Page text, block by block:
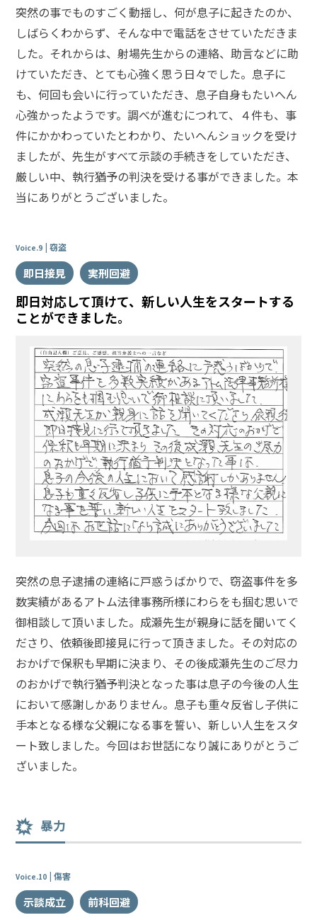
突然の事でものすごく動揺し、何が息子に起きたのか、
しばらくわからず、そんな中で電話をさせていただきま
した。それからは、射場先生からの連絡、助言などに助
けていただき、とても心強く思う日々でした。息子に
も、何回も会いに行っていただき、息子自身もたいへん
心強かったようです。調べが進むにつれて、４件も、事
件にかかわっていたとわかり、たいへんショックを受け
ましたが、先生がすべて示談の手続きをしていただき、
厳しい中、執行猶予の判決を受ける事ができました。本
当にありがとうございました。
Voice.9 窃盗
即日接見 実刑回避
即日対応して頂けて、新しい人生をスタートする
ことができました。
突然の息子逮捕の連絡に戸惑うばかりで、窃盗事件を多
数実績があるアトム法律事務所様にわらをも掴む思いで
御相談して頂いました。成瀬先生が親身に話を聞いてく
ださり、依頼後即接見に行って頂きました。その対応の
おかげで保釈も早期に決まり、その後成瀬先生のご尽力
のおかげで執行猶予判決となった事は息子の今後の人生
において感謝しかありません。息子も重々反省し子供に
手本となる様な父親になる事を誓い、新しい人生をスタ
ート致しました。今回はお世話になり誠にありがとうご
ざいました。
暴力
Voice.10 傷害
示談成立 前科回避